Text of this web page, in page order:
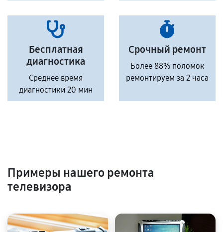
Бесплатная
диагностика
Среднее время
диагностики 20 мин
Срочный ремонт
Более 88% поломок
ремонтируем за 2 часа
Примеры нашего ремонта
телевизора